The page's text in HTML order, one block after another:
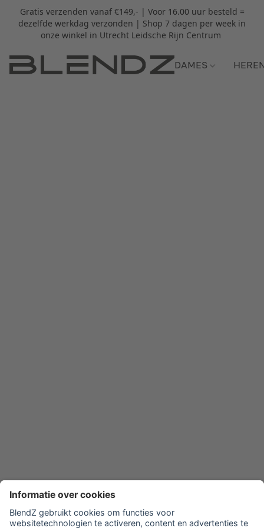
Gratis verzenden vanaf €149,- | Voor 16.00 uur besteld =
dezelfde werkdag verzonden | Shop 7 dagen per week in
onze winkel in Utrecht Leidsche Rijn Centrum
DAMES